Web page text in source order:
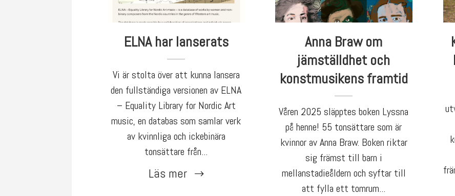
ELNA har lanserats
Vi är stolta över att kunna lansera
den fullständiga versionen av ELNA
– Equality Library for Nordic Art
music, en databas som samlar verk
av kvinnliga och ickebinära
tonsättare från...
Läs mer
Anna Braw om
jämställdhet och
konstmusikens framtid
Våren 2025 släpptes boken Lyssna
på henne! 55 tonsättare som är
kvinnor av Anna Braw. Boken riktar
sig främst till barn i
mellanstadieåldern och syftar till
att fylla ett tomrum...